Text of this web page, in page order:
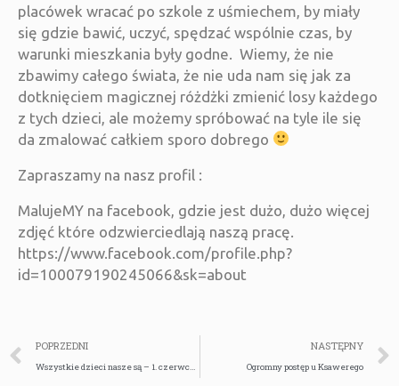
placówek wracać po szkole z uśmiechem, by miały
się gdzie bawić, uczyć, spędzać wspólnie czas, by
warunki mieszkania były godne. Wiemy, że nie
zbawimy całego świata, że nie uda nam się jak za
dotknięciem magicznej różdżki zmienić losy każdego
z tych dzieci, ale możemy spróbować na tyle ile się
da zmalować całkiem sporo dobrego
Zapraszamy na nasz profil :
MalujeMY na facebook, gdzie jest dużo, dużo więcej
zdjęć które odzwierciedlają naszą pracę.
https://www.facebook.com/profile.php?
id=100079190245066&sk=about
POPRZEDNI NASTĘPNY
Ogromny postęp u Ksawerego